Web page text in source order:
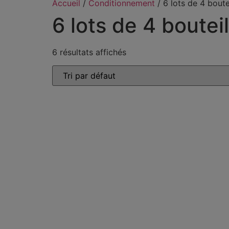
Accueil / Conditionnement / 6 lots de 4
6 lots de 4
6 résultats affichés